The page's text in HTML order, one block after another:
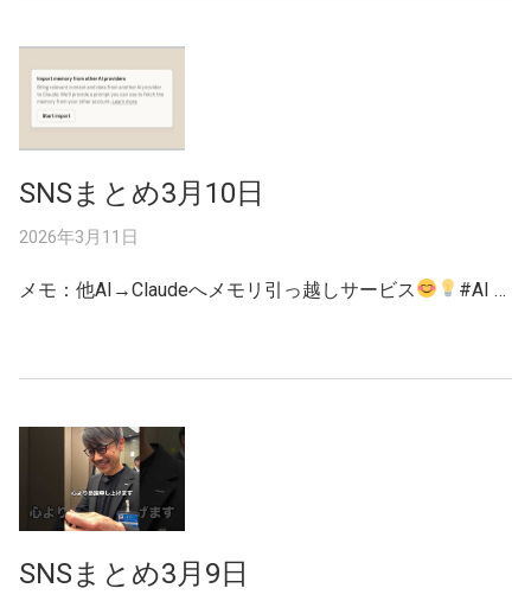
SNSまとめ3月10日
2026年3月11日
メモ：他AI→Claudeへメモリ引っ越しサービス #AI …
SNSまとめ3月9日